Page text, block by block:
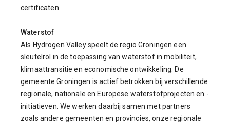
certificaten.
Waterstof
Als Hydrogen Valley speelt de regio Groningen een
sleutelrol in de toepassing van waterstof in mobiliteit,
klimaattransitie en economische ontwikkeling. De
gemeente Groningen is actief betrokken bij verschillende
regionale, nationale en Europese waterstofprojecten en -
initiatieven. We werken daarbij samen met partners
zoals andere gemeenten en provincies, onze regionale